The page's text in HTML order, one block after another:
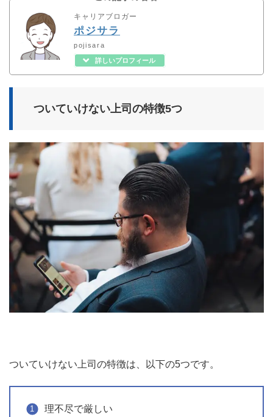
キャリアブロガー
ポジサラ
pojisara
詳しいプロフィール
ついていけない上司の特徴5つ
ついていけない上司の特徴は、以下の5つです。
理不尽で厳しい